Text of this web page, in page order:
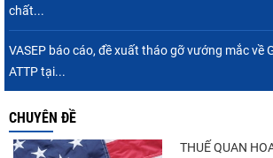
chất...
VASEP báo cáo, đề xuất tháo gỡ vướng mắc về
ATTP tại...
CHUYÊN ĐỀ
THUẾ QUAN